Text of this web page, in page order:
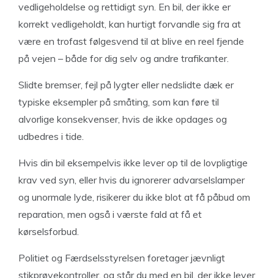
vedligeholdelse og rettidigt syn. En bil, der ikke er
korrekt vedligeholdt, kan hurtigt forvandle sig fra at
være en trofast følgesvend til at blive en reel fjende
på vejen – både for dig selv og andre trafikanter.
Slidte bremser, fejl på lygter eller nedslidte dæk er
typiske eksempler på småting, som kan føre til
alvorlige konsekvenser, hvis de ikke opdages og
udbedres i tide.
Hvis din bil eksempelvis ikke lever op til de lovpligtige
krav ved syn, eller hvis du ignorerer advarselslamper
og unormale lyde, risikerer du ikke blot at få påbud om
reparation, men også i værste fald at få et
kørselsforbud.
Politiet og Færdselsstyrelsen foretager jævnligt
stikprøvekontroller, og står du med en bil, der ikke lever